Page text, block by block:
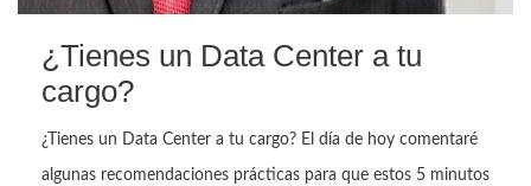
¿Tienes un Data Center a tu
cargo?
¿Tienes un Data Center a tu cargo? El día de hoy comentaré
algunas recomendaciones prácticas para que estos 5 minutos